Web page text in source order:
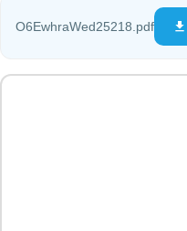
O6EwhraWed25218.pdf file_download